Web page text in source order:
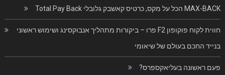
MAX-BACK הכל על מקס, כרטיס קאשבק גלובלי Total Pay Back
חווית לקוח פוקופון F2 פרו – ביקורות מתהליך אנבוקסינג ושימוש ראשוני
בנייד החכם בעולם של שיאומי
פעם ראשונה בעליאקספרס?